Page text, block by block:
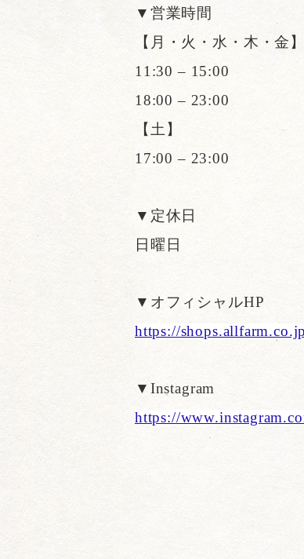
▼営業時間
【月・火・水・木・金】
11:30 – 15:00
18:00 – 23:00
【土】
17:00 – 23:00
▼定休日
日曜日
▼オフィシャルHP
https://
▼Instagram
https://